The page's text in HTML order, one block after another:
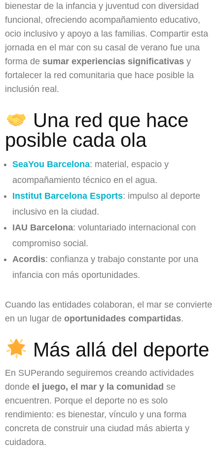
bienestar de la infancia y juventud con diversidad
funcional, ofreciendo acompañamiento educativo,
ocio inclusivo y apoyo a las familias. Compartir esta
jornada en el mar con su casal de verano fue una
forma de sumar experiencias significativas y
fortalecer la red comunitaria que hace posible la
inclusión real.
Una red que hace
posible cada ola
SeaYou Barcelona: material, espacio y
acompañamiento técnico en el agua.
Institut Barcelona Esports: impulso al deporte
inclusivo en la ciudad.
IAU Barcelona: voluntariado internacional con
compromiso social.
Acordis: confianza y trabajo constante por una
infancia con más oportunidades.
Cuando las entidades colaboran, el mar se convierte
en un lugar de oportunidades compartidas.
Más allá del deporte
En SUPerando seguiremos creando actividades
donde el juego, el mar y la comunidad se
encuentren. Porque el deporte no es solo
rendimiento: es bienestar, vínculo y una forma
concreta de construir una ciudad más abierta y
cuidadora.